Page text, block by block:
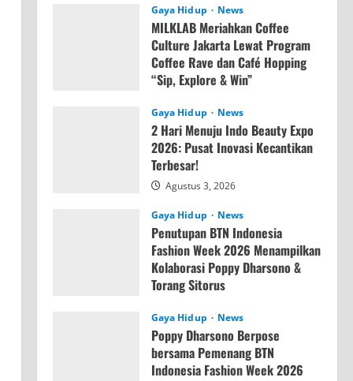
Gaya Hidup News
MILKLAB Meriahkan Coffee
Culture Jakarta Lewat Program
Coffee Rave dan Café Hopping
“Sip, Explore & Win”
Gaya Hidup
News
2 Hari Menuju Indo Beauty Expo
2026: Pusat Inovasi Kecantikan
Terbesar!
Agustus 3, 2026
Gaya Hidup News
Penutupan BTN Indonesia
Fashion Week 2026 Menampilkan
Kolaborasi Poppy Dharsono &
Torang Sitorus
Gaya Hidup
News
Poppy Dharsono Berpose
bersama Pemenang BTN
Indonesia Fashion Week 2026